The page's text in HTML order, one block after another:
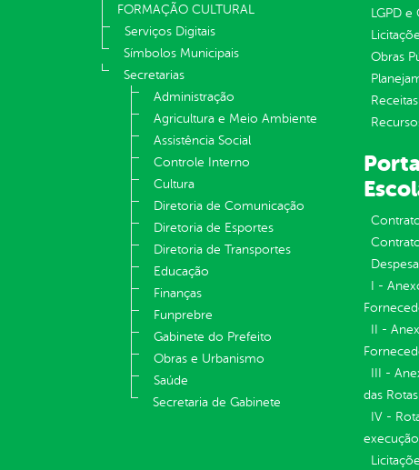
FORMAÇÃO CULTURAL
Serviços Digitais
Símbolos Municipais
Secretarias
Administração
Agricultura e Meio Ambiente
Assistência Social
Controle Interno
Cultura
Diretoria de Comunicação
Diretoria de Esportes
Diretoria de Transportes
Educação
Finanças
Funprebre
Gabinete do Prefeito
Obras e Urbanismo
Saúde
Secretaria de Gabinete
LGPD
Obras
Receitas
I -
II -
III -
das Rotas
IV -
execução